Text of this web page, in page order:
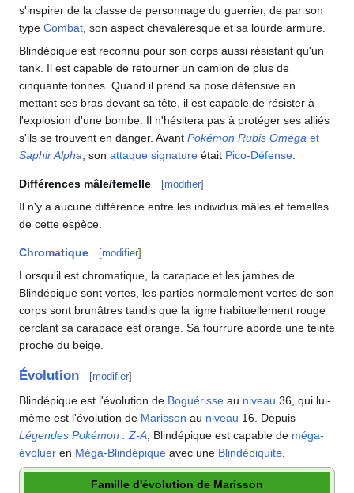
s'inspirer de la classe de personnage du guerrier, de par son
type Combat , son aspect chevaleresque et sa lourde armure.
Blindépique est reconnu pour son corps aussi résistant qu'un
tank. Il est capable de retourner un camion de plus de
cinquante tonnes. Quand il prend sa pose défensive en
mettant ses bras devant sa tête, il est capable de résister à
l'explosion d'une bombe. Il n'hésitera pas à protéger ses alliés
s'ils se trouvent en danger. Avant Pokémon Rubis Oméga et
Saphir Alpha , son attaque signature était Pico-Défense
Différences mâle/femelle [modifier]
Il n'y a aucune différence entre les individus mâles et femelles
de cette espèce.
Chromatique [modifier]
Lorsqu'il est chromatique, la carapace et les jambes de
Blindépique sont vertes, les parties normalement vertes de son
corps sont brunâtres tandis que la ligne habituellement rouge
cerclant sa carapace est orange. Sa fourrure aborde une teinte
proche du beige.
Évolution [modifier]
Blindépique est l'évolution de Boguérisse au niveau 36, qui lui-
même est l'évolution de Marisson au niveau 16. Depuis
Légendes Pokémon : Z-A , Blindépique est capable de méga-
évoluer en Méga-Blindépique avec une Blindépiquite
Famille d'évolution de Marisson